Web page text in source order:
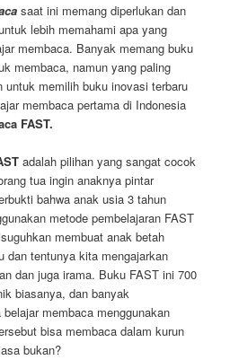
saat ini memang diperlukan dan
lebih memahami apa yang
membaca. Banyak memang buku
membaca, namun yang paling
memilih buku inovasi terbaru
membaca pertama di Indonesia
FAST.
adalah pilihan yang sangat cocok
tua ingin anaknya pintar
bahwa anak usia 3 tahun
metode pembelajaran FAST
membuat anak betah
dan tentunya kita mengajarkan
dan juga irama. Buku FAST ini 700
biasanya, dan banyak
membaca menggunakan
bisa membaca dalam kurun
bukan?